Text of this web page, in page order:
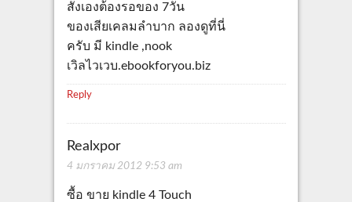
สั่งเองต้องรอของ 7วัน
ของเสียเคลมลำบาก ลองดูที่นี่
ครับ มี kindle ,nook
เวิลไวเวบ.ebookforyou.biz
Reply
Realxpor
4 มกราคม 2012 9:53 am
ซื้อ ขาย kindle 4 Touch